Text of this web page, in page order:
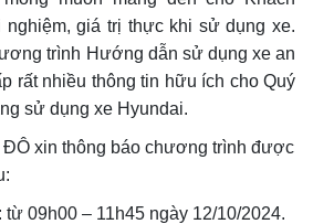
nghiệm, giá trị thực khi sử dụng xe.
trình Hướng dẫn sử dụng xe an
rất nhiều thông tin hữu ích cho Quý
sử dụng xe Hyundai.
ĐÔ xin thông báo chương trình được
09h00 – 11h45 ngày 12/10/2024.